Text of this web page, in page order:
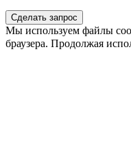
Сделать запрос
Мы используем файлы
браузера. Продолжая